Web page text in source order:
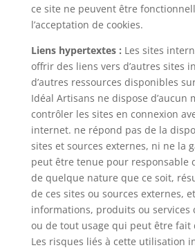
ce site ne peuvent être
l’acceptation de cookies.
Liens hypertextes : Les sites
offrir des liens vers d’autres sites
d’autres ressources disponibles
Idéal Artisans ne dispose d’aucun
contrôler les sites en connexion
internet. ne répond pas de la
sites et sources externes, ni ne la
peut être tenue pour responsable
de quelque nature que ce soit,
de ces sites ou sources externes,
informations, produits ou services
ou de tout usage qui peut être fait
Les risques liés à cette utilisation